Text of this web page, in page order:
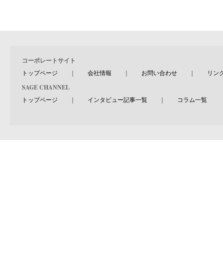
コーポレートサイト
トップページ ｜ 会社情報 ｜ お問い合わせ ｜ リン
SAGE CHANNEL
トップページ ｜ インタビュー記事一覧 ｜ コラム一覧